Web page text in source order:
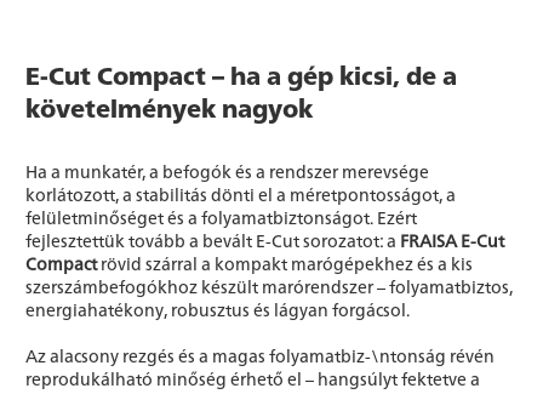
E-Cut Compact – ha a gép kicsi, de a
követelmények nagyok
Ha a munkatér, a befogók és a rendszer merevsége
korlátozott, a stabilitás dönti el a méretpontosságot, a
felületminőséget és a folyamatbiztonságot. Ezért
fejlesztettük tovább a bevált E-Cut sorozatot: a FRAISA E-Cut
Compactrövid szárral a kompakt marógépekhez és a kis
szerszámbefogókhoz készült marórendszer – folyamatbiztos,
energiahatékony, robusztus és lágyan forgácsol.
Az alacsony rezgés és a magas folyamatbiz-\ntonság révén
reprodukálható minőség érhető el – hangsúlyt fektetve a